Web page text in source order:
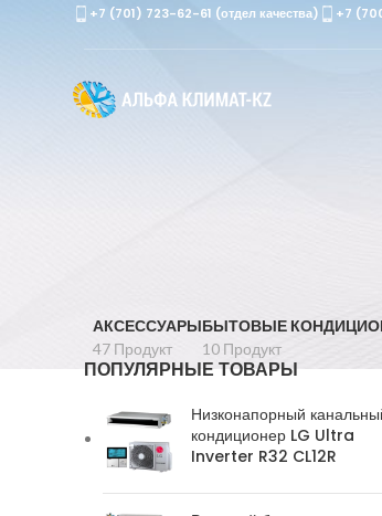
+7 (701) 723-62-61 (отдел качества) +7
АКСЕССУАРЫ
47 Продукт
БЫТОВЫЕ
10 Продукт
ПОПУЛЯРНЫЕ ТОВАРЫ
Низконапорный
кондиционер LG Ultra
Inverter R32 CL12R